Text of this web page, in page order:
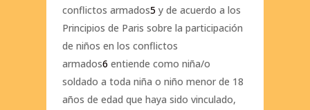
conflictos armados5 y de acuerdo a los
Principios de Paris sobre la participación
de niños en los conflictos
armados6 entiende como niña/o
soldado a toda niña o niño menor de 18
años de edad que haya sido vinculado,